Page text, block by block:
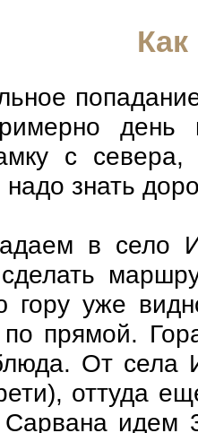
с
знать
в село
гору уже
по прямой.
От села
оттуда
идем